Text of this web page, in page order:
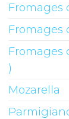
Fromages
Fromages
Fromages
)
Mozarella